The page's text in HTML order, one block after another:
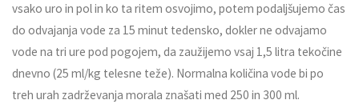
vsako uro in pol in ko ta ritem osvojimo, potem podaljšujemo čas
do odvajanja vode za 15 minut tedensko, dokler ne odvajamo
vode na tri ure pod pogojem, da zaužijemo vsaj 1,5 litra tekočine
dnevno (25 ml/kg telesne teže). Normalna količina vode bi po
treh urah zadrževanja morala znašati med 250 in 300 ml.